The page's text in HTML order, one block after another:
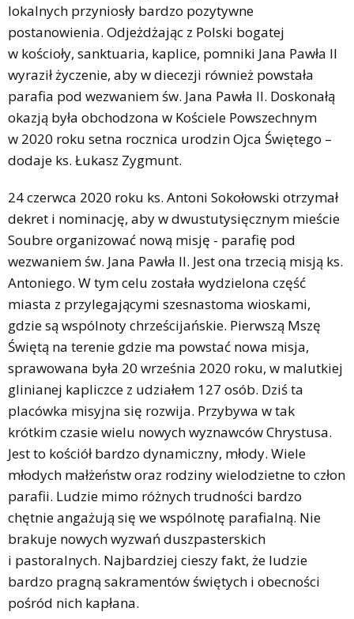
lokalnych przyniosły bardzo pozytywne
postanowienia. Odjeżdżając z Polski bogatej
w kościoły, sanktuaria, kaplice, pomniki Jana Pawła II
wyraził życzenie, aby w diecezji również powstała
parafia pod wezwaniem św. Jana Pawła II. Doskonałą
okazją była obchodzona w Kościele Powszechnym
w 2020 roku setna rocznica urodzin Ojca Świętego –
dodaje ks. Łukasz Zygmunt.
24 czerwca 2020 roku ks. Antoni Sokołowski otrzymał
dekret i nominację, aby w dwustutysięcznym mieście
Soubre organizować nową misję - parafię pod
wezwaniem św. Jana Pawła II. Jest ona trzecią misją ks.
Antoniego. W tym celu została wydzielona część
miasta z przylegającymi szesnastoma wioskami,
gdzie są wspólnoty chrześcijańskie. Pierwszą Mszę
Świętą na terenie gdzie ma powstać nowa misja,
sprawowana była 20 września 2020 roku, w malutkiej
glinianej kapliczce z udziałem 127 osób. Dziś ta
placówka misyjna się rozwija. Przybywa w tak
krótkim czasie wielu nowych wyznawców Chrystusa.
Jest to kościół bardzo dynamiczny, młody. Wiele
młodych małżeństw oraz rodziny wielodzietne to człon
parafii. Ludzie mimo różnych trudności bardzo
chętnie angażują się we wspólnotę parafialną. Nie
brakuje nowych wyzwań duszpasterskich
i pastoralnych. Najbardziej cieszy fakt, że ludzie
bardzo pragną sakramentów świętych i obecności
pośród nich kapłana.